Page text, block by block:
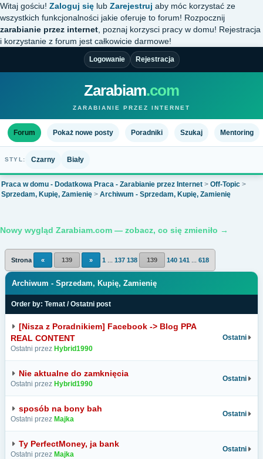
Witaj gościu! Zaloguj się lub Zarejestruj aby móc korzystać ze
wszystkich funkcjonalności jakie oferuje to forum! Rozpocznij
zarabianie przez internet , poznaj korzysci pracy w domu! Rejestracja
i korzystanie z forum jest całkowicie darmowe!
Logowanie Rejestracja
Zarabiam.com
ZARABIANIE PRZEZ INTERNET
Forum Pokaż nowe posty Poradniki Szukaj Mentoring
STYL: Czarny Biały
Praca w domu - Dodatkowa Praca - Zarabianie przez Internet > Off-Topic >
Sprzedam, Kupię, Zamienię > Archiwum - Sprzedam, Kupię, Zamienię
Nowy wygląd Zarabiam.com — zobacz, co się zmieniło →
Strona « 139 » 1 137 138 139 140 141 618
Archiwum - Sprzedam, Kupię, Zamienię
Order by: Temat /Ostatni post
[Nisza z Poradnikiem] Facebook -> Blog PPA
REAL CONTENT
Ostatni przez Hybrid1990
Ostatni
Nie aktualne do zamknięcia
Ostatni przez Hybrid1990
Ostatni
sposób na bony bah
Ostatni przez Majka
Ostatni
Ty PerfectMoney, ja bank
Ostatni przez Majka
Ostatni